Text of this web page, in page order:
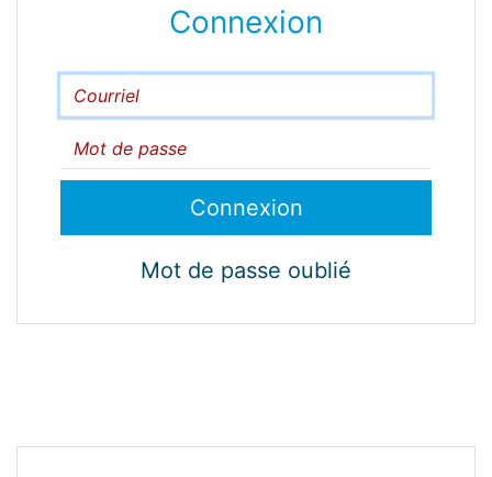
Connexion
Courriel
Mot de passe
Mot de passe oublié